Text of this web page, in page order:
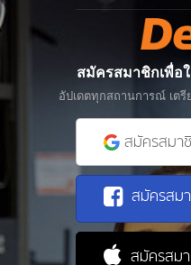
สมัครสมาชิกเพื่อ
อัปเดตทุกสถานการณ์ เต
สมัครสมา
สมัครสม
สมัครสม